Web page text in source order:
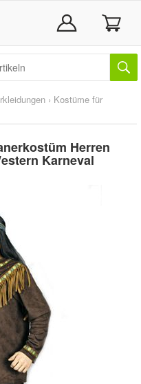
› Kostüme für
Herren
Karneval